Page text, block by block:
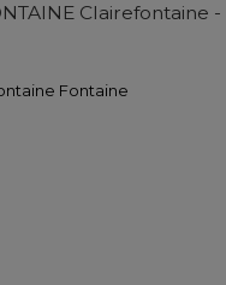
Clairefontaine
Fontaine